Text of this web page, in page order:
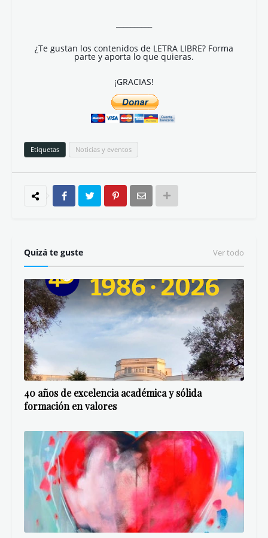
¿Te gustan los contenidos de LETRA LIBRE? Forma
parte y aporta lo que quieras.
¡GRACIAS!
Etiquetas Noticias y eventos
Quizá te guste Ver todo
40 años de excelencia académica y sólida
formación en valores